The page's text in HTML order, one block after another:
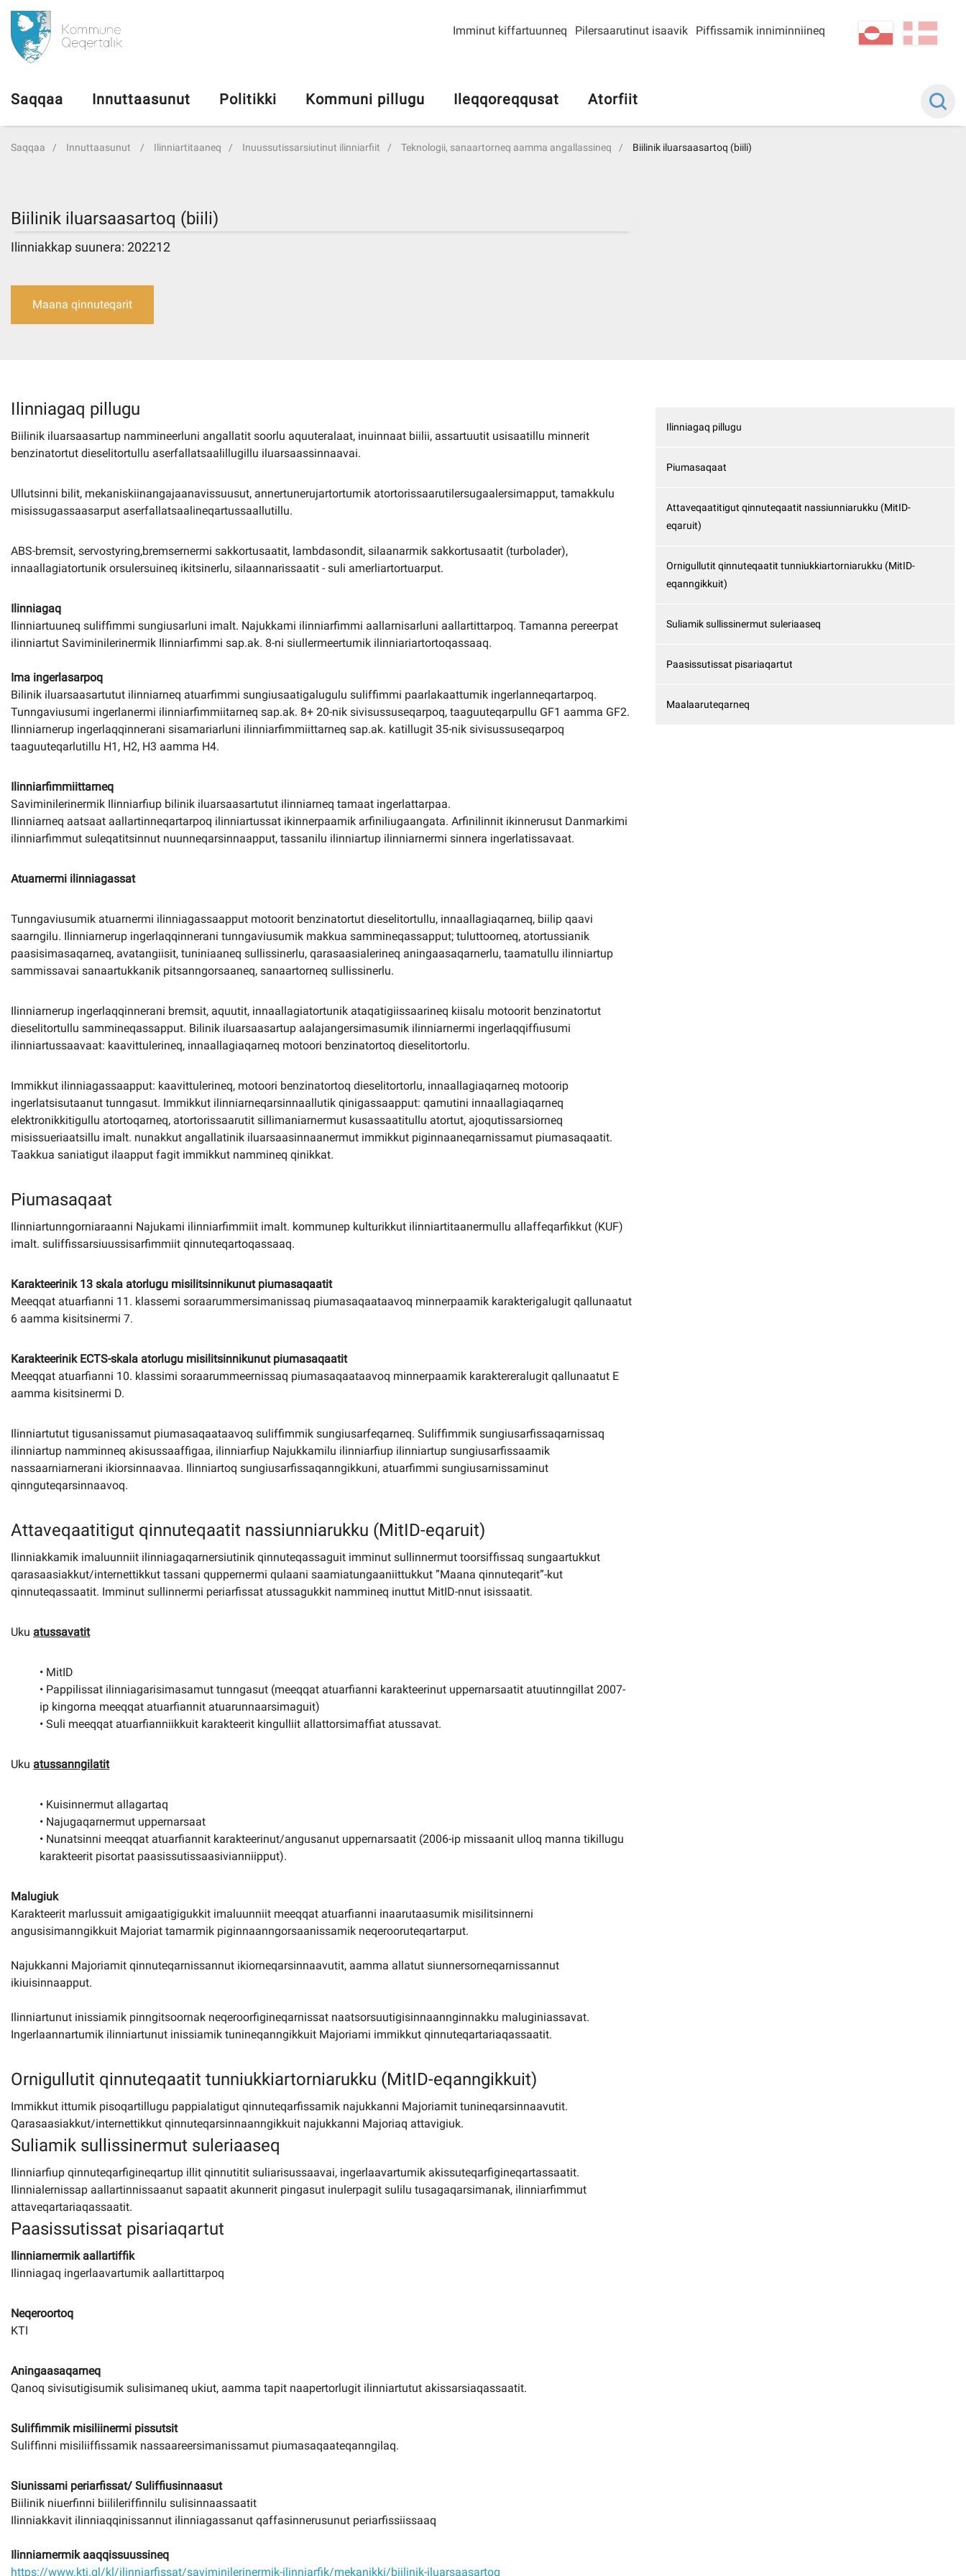
Kommuni pillugu
Ileqqoreqqusat
Atorfiit
Pilersaarutinut isaavik
Piffissamik inniminniineq
kl-GL
Imminut kiffartuunneq Pilersaarutinut isaavik Piffissamik inniminniineq
Saqqaa Innuttaasunut Politikki Kommuni pillugu Ileqqoreqqusat Atorfiit
Saqqaa Innuttaasunut Ilinniartitaaneq Inuussutissarsiutinut ilinniarfiit Teknologii, sanaartorneq aamma angallassineq Biilinik iluarsaasartoq (biili)
Biilinik iluarsaasartoq (biili)
Ilinniakkap suunera: 202212
Maana qinnuteqarit
Ilinniagaq pillugu
Biilinik iluarsaasartup nammineerluni angallatit soorlu aquuteralaat, inuinnaat biilii, assartuutit usisaatillu minnerit
benzinatortut dieselitortullu aserfallatsaalillugillu iluarsaassinnaavai.
Ullutsinni bilit, mekaniskiinangajaanavissuusut, annertunerujartortumik atortorissaarutilersugaalersimapput, tamakkulu
misissugassaasarput aserfallatsaalineqartussaallutillu.
ABS-bremsit, servostyring,bremsernermi sakkortusaatit, lambdasondit, silaanarmik sakkortusaatit (turbolader),
innaallagiatortunik orsulersuineq ikitsinerlu, silaannarissaatit - suli amerliartortuarput.
Ilinniagaq
Ilinniartuuneq suliffimmi sungiusarluni imalt. Najukkami ilinniarfimmi aallarnisarluni aallartittarpoq. Tamanna pereerpat
ilinniartut Saviminilerinermik Ilinniarfimmi sap.ak. 8-ni siullermeertumik ilinniariartortoqassaaq.
Ima ingerlasarpoq
Bilinik iluarsaasartutut ilinniarneq atuarfimmi sungiusaatigalugulu suliffimmi paarlakaattumik ingerlanneqartarpoq.
Tunngaviusumi ingerlanermi ilinniarfimmiitarneq sap.ak. 8+ 20-nik sivisussuseqarpoq, taaguuteqarpullu GF1 aamma GF2.
Ilinniarnerup ingerlaqqinnerani sisamariarluni ilinniarfimmiittarneq sap.ak. katillugit 35-nik sivisussuseqarpoq
taaguuteqarlutillu H1, H2, H3 aamma H4.
Ilinniarfimmiittarneq
Saviminilerinermik Ilinniarfiup bilinik iluarsaasartutut ilinniarneq tamaat ingerlattarpaa.
Ilinniarneq aatsaat aallartinneqartarpoq ilinniartussat ikinnerpaamik arfiniliugaangata. Arfinilinnit ikinnerusut Danmarkimi
ilinniarfimmut suleqatitsinnut nuunneqarsinnaapput, tassanilu ilinniartup ilinniarnermi sinnera ingerlatissavaat.
Atuarnermi ilinniagassat
Tunngaviusumik atuarnermi ilinniagassaapput motoorit benzinatortut dieselitortullu, innaallagiaqarneq, biilip qaavi
saarngilu. Ilinniarnerup ingerlaqqinnerani tunngaviusumik makkua sammineqassapput; tuluttoorneq, atortussianik
paasisimasaqarneq, avatangiisit, tuniniaaneq sullissinerlu, qarasaasialerineq aningaasaqarnerlu, taamatullu ilinniartup
sammissavai sanaartukkanik pitsanngorsaaneq, sanaartorneq sullissinerlu.
Ilinniarnerup ingerlaqqinnerani bremsit, aquutit, innaallagiatortunik ataqatigiissaarineq kiisalu motoorit benzinatortut
dieselitortullu sammineqassapput. Bilinik iluarsaasartup aalajangersimasumik ilinniarnermi ingerlaqqiffiusumi
ilinniartussaavaat: kaavittulerineq, innaallagiaqarneq motoori benzinatortoq dieselitortorlu.
Immikkut ilinniagassaapput: kaavittulerineq, motoori benzinatortoq dieselitortorlu, innaallagiaqarneq motoorip
ingerlatsisutaanut tunngasut. Immikkut ilinniarneqarsinnaallutik qinigassaapput: qamutini innaallagiaqarneq
elektronikkitigullu atortoqarneq, atortorissaarutit sillimaniarnermut kusassaatitullu atortut, ajoqutissarsiorneq
misissueriaatsillu imalt. nunakkut angallatinik iluarsaasinnaanermut immikkut piginnaaneqarnissamut piumasaqaatit.
Taakkua saniatigut ilaapput fagit immikkut nammineq qinikkat.
Piumasaqaat
Ilinniartunngorniaraanni Najukami ilinniarfimmiit imalt. kommunep kulturikkut ilinniartitaanermullu allaffeqarfikkut (KUF)
imalt. suliffissarsiuussisarfimmiit qinnuteqartoqassaaq.
Karakteerinik 13 skala atorlugu misilitsinnikunut piumasaqaatit
Meeqqat atuarfianni 11. klassemi soraarummersimanissaq piumasaqaataavoq minnerpaamik karakterigalugit qallunaatut
6 aamma kisitsinermi 7.
Karakteerinik ECTS-skala atorlugu misilitsinnikunut piumasaqaatit
Meeqqat atuarfianni 10. klassimi soraarummeernissaq piumasaqaataavoq minnerpaamik karaktereralugit qallunaatut E
aamma kisitsinermi D.
Ilinniartutut tigusanissamut piumasaqaataavoq suliffimmik sungiusarfeqarneq. Suliffimmik sungiusarfissaqarnissaq
ilinniartup namminneq akisussaaffigaa, ilinniarfiup Najukkamilu ilinniarfiup ilinniartup sungiusarfissaamik
nassaarniarnerani ikiorsinnaavaa. Ilinniartoq sungiusarfissaqanngikkuni, atuarfimmi sungiusarnissaminut
qinnguteqarsinnaavoq.
Attaveqaatitigut qinnuteqaatit nassiunniarukku (MitID-eqaruit)
Ilinniakkamik imaluunniit ilinniagaqarnersiutinik qinnuteqassaguit imminut sullinnermut toorsiffissaq sungaartukkut
qarasaasiakkut/internettikkut tassani quppernermi qulaani saamiatungaaniittukkut ”Maana qinnuteqarit”-kut
qinnuteqassaatit. Imminut sullinnermi periarfissat atussagukkit nammineq inuttut MitID-nnut isissaatit.
Uku atussavatit
• MitID
• Pappilissat ilinniagarisimasamut tunngasut (meeqqat atuarfianni karakteerinut uppernarsaatit atuutinngillat 2007-
ip kingorna meeqqat atuarfiannit atuarunnaarsimaguit)
• Suli meeqqat atuarfianniikkuit karakteerit kingulliit allattorsimaffiat atussavat.
Uku atussanngilatit
• Kuisinnermut allagartaq
• Najugaqarnermut uppernarsaat
• Nunatsinni meeqqat atuarfiannit karakteerinut/angusanut uppernarsaatit (2006-ip missaanit ulloq manna tikillugu
karakteerit pisortat paasissutissaasivianniipput).
Malugiuk
Karakteerit marlussuit amigaatigigukkit imaluunniit meeqqat atuarfianni inaarutaasumik misilitsinnerni
angusisimanngikkuit Majoriat tamarmik piginnaanngorsaanissamik neqerooruteqartarput.
Najukkanni Majoriamit qinnuteqarnissannut ikiorneqarsinnaavutit, aamma allatut siunnersorneqarnissannut
ikiuisinnaapput.
Ilinniartunut inissiamik pinngitsoornak neqeroorfigineqarnissat naatsorsuutigisinnaannginnakku maluginiassavat.
Ingerlaannartumik ilinniartunut inissiamik tunineqanngikkuit Majoriami immikkut qinnuteqartariaqassaatit.
Ornigullutit qinnuteqaatit tunniukkiartorniarukku (MitID-eqanngikkuit)
Immikkut ittumik pisoqartillugu pappialatigut qinnuteqarfissamik najukkanni Majoriamit tunineqarsinnaavutit.
Qarasaasiakkut/internettikkut qinnuteqarsinnaanngikkuit najukkanni Majoriaq attavigiuk.
Suliamik sullissinermut suleriaaseq
Ilinniarfiup qinnuteqarfigineqartup illit qinnutitit suliarisussaavai, ingerlaavartumik akissuteqarfigineqartassaatit.
Ilinnialernissap aallartinnissaanut sapaatit akunnerit pingasut inulerpagit sulilu tusagaqarsimanak, ilinniarfimmut
attaveqartariaqassaatit.
Paasissutissat pisariaqartut
Ilinniarnermik aallartiffik
Ilinniagaq ingerlaavartumik aallartittarpoq
Neqeroortoq
KTI
Aningaasaqarneq
Qanoq sivisutigisumik sulisimaneq ukiut, aamma tapit naapertorlugit ilinniartutut akissarsiaqassaatit.
Suliffimmik misiliinermi pissutsit
Suliffinni misiliiffissamik nassaareersimanissamut piumasaqaateqanngilaq.
Siunissami periarfissat/ Suliffiusinnaasut
Biilinik niuerfinni biilileriffinnilu sulisinnaassaatit
Ilinniakkavit ilinniaqqinissannut ilinniagassanut qaffasinnerusunut periarfissiissaaq
Ilinniarnermik aaqqissuussineq
https://www.kti.gl/kl/ilinniarfissat/saviminilerinermik-ilinniarfik/mekanikki/biilinik-iluarsaasartoq
Ilinniagaq pillugu
Piumasaqaat
Attaveqaatitigut qinnuteqaatit nassiunniarukku (MitID-
eqaruit)
Ornigullutit qinnuteqaatit tunniukkiartorniarukku (MitID-
eqanngikkuit)
Suliamik sullissinermut suleriaaseq
Paasissutissat pisariaqartut
Maalaaruteqarneq